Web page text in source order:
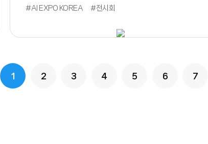
#AI EXPO KOREA #전시회
1 2 3 4 5 6 7